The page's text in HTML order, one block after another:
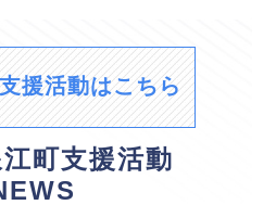
援活動はこちら
町支援活動